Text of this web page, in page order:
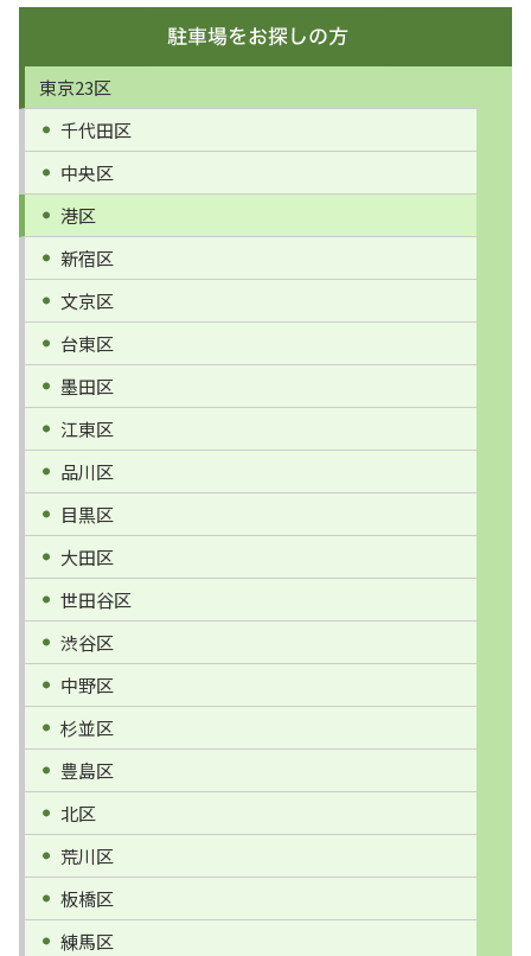
東京23区
千代田区
中央区
港区
新宿区
文京区
台東区
墨田区
江東区
品川区
目黒区
大田区
世田谷区
渋谷区
中野区
杉並区
豊島区
北区
荒川区
板橋区
練馬区